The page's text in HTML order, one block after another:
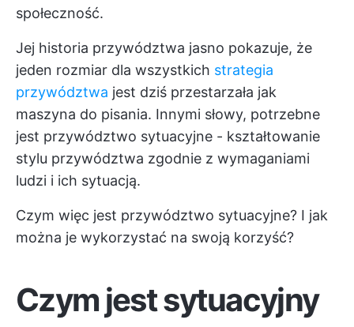
społeczność.
Jej historia przywództwa jasno pokazuje, że
jeden rozmiar dla wszystkich strategia
przywództwa jest dziś przestarzała jak
maszyna do pisania. Innymi słowy, potrzebne
jest przywództwo sytuacyjne - kształtowanie
stylu przywództwa zgodnie z wymaganiami
ludzi i ich sytuacją.
Czym więc jest przywództwo sytuacyjne? I jak
można je wykorzystać na swoją korzyść?
Czym jest sytuacyjny